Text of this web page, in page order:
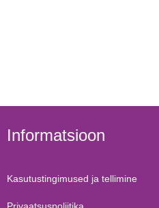
Informatsioon
Kasutustingimused ja tellimine